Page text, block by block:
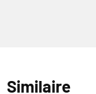
Similaire